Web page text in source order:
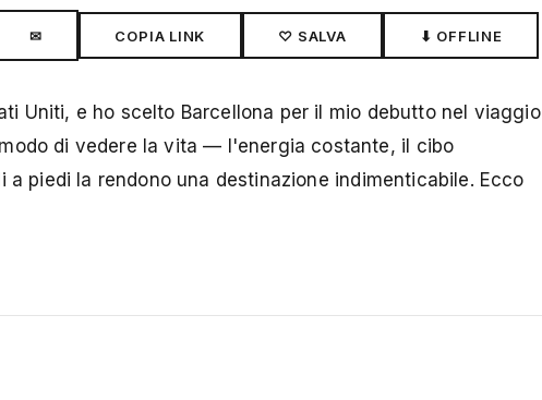
✉ COPIA LINK ♡ SALVA ⬇ OFFLINE
Uniti, e ho scelto Barcellona per il mio debutto nel viaggio
di vedere la vita — l'energia costante, il cibo
piedi la rendono una destinazione indimenticabile. Ecco